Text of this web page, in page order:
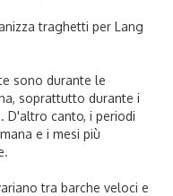
traghetti per Lang
sono durante le
soprattutto durante i
D'altro canto, i periodi
e i mesi più
tra barche veloci e